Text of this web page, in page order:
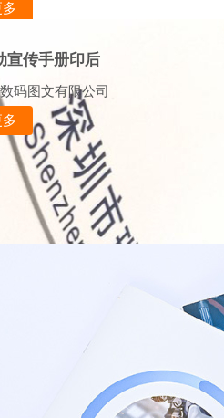
宣传手册印后
数码图文有限公司